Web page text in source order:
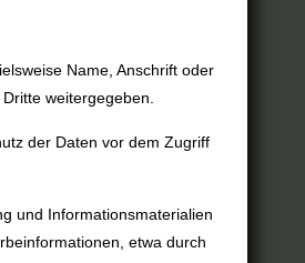
Name, Anschrift oder
weitergegeben.
der Daten vor dem Zugriff
und Informationsmaterialien
etwa durch